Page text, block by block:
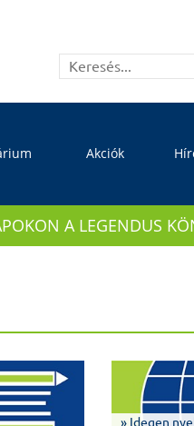
Akciók
A LEGENDUS
» Idegen